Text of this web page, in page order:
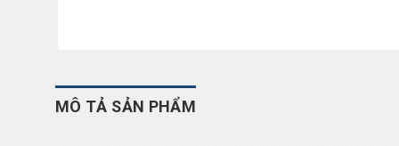
MÔ TẢ SẢN PHẨM